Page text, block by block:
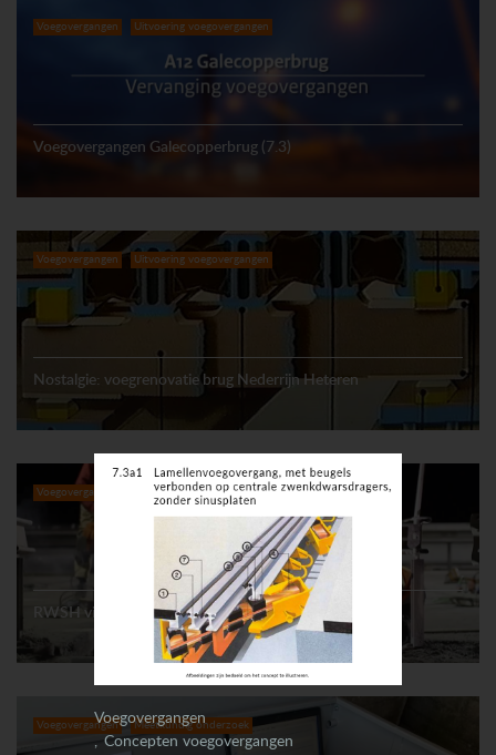
Voegovergangen Uitvoering voegovergangen
Voegovergangen Galecopperbrug (7.3)
Voegovergangen Uitvoering voegovergangen
Nostalgie: voegrenovatie brug Nederrijn Heteren
Voegovergangen Uitvoering voegovergangen
RWSH vingervoegen A2 Zaltbommel en Vianen (2.1)
Voegovergangen Meetkundig onderzoek
Voegovergangen
Concepten voegovergangen